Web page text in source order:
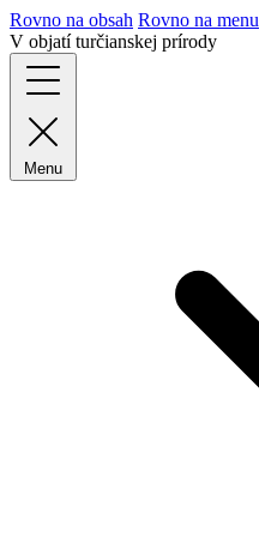
Rovno na obsah Rovno na menu
V objatí turčianskej prírody
Menu